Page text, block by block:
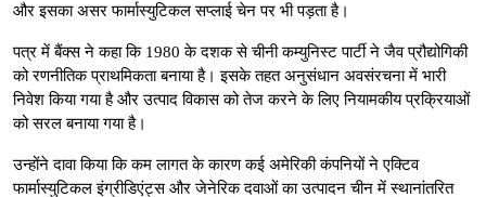
और इसका असर फार्मास्युटिकल सप्लाई चेन पर भी पड़ता है।
पत्र में बैंक्स ने कहा कि 1980 के दशक से चीनी कम्युनिस्ट पार्टी ने जैव प्रौद्योगिकी
को रणनीतिक प्राथमिकता बनाया है। इसके तहत अनुसंधान अवसंरचना में भारी
निवेश किया गया है और उत्पाद विकास को तेज करने के लिए नियामकीय प्रक्रियाओं
को सरल बनाया गया है।
उन्होंने दावा किया कि कम लागत के कारण कई अमेरिकी कंपनियों ने एक्टिव
फार्मास्युटिकल इंग्रीडिएंट्स और जेनेरिक दवाओं का उत्पादन चीन में स्थानांतरित